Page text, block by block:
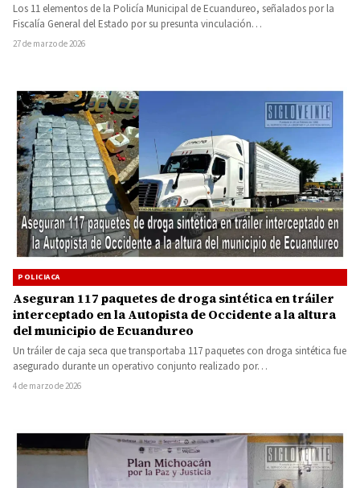
Los 11 elementos de la Policía Municipal de Ecuandureo, señalados por la
Fiscalía General del Estado por su presunta vinculación…
27 de marzo de 2026
POLICIACA
Aseguran 117 paquetes de droga sintética en tráiler
interceptado en la Autopista de Occidente a la altura
del municipio de Ecuandureo
Un tráiler de caja seca que transportaba 117 paquetes con droga sintética fue
asegurado durante un operativo conjunto realizado por…
4 de marzo de 2026